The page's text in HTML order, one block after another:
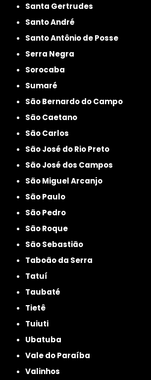
Santa Gertrudes
Santo André
Santo Antônio de Posse
Serra Negra
Sorocaba
Sumaré
São Bernardo do Campo
São Caetano
São Carlos
São José do Rio Preto
São José dos Campos
São Miguel Arcanjo
São Paulo
São Pedro
São Roque
São Sebastião
Taboão da Serra
Tatuí
Taubaté
Tietê
Tuiuti
Ubatuba
Vale do Paraíba
Valinhos